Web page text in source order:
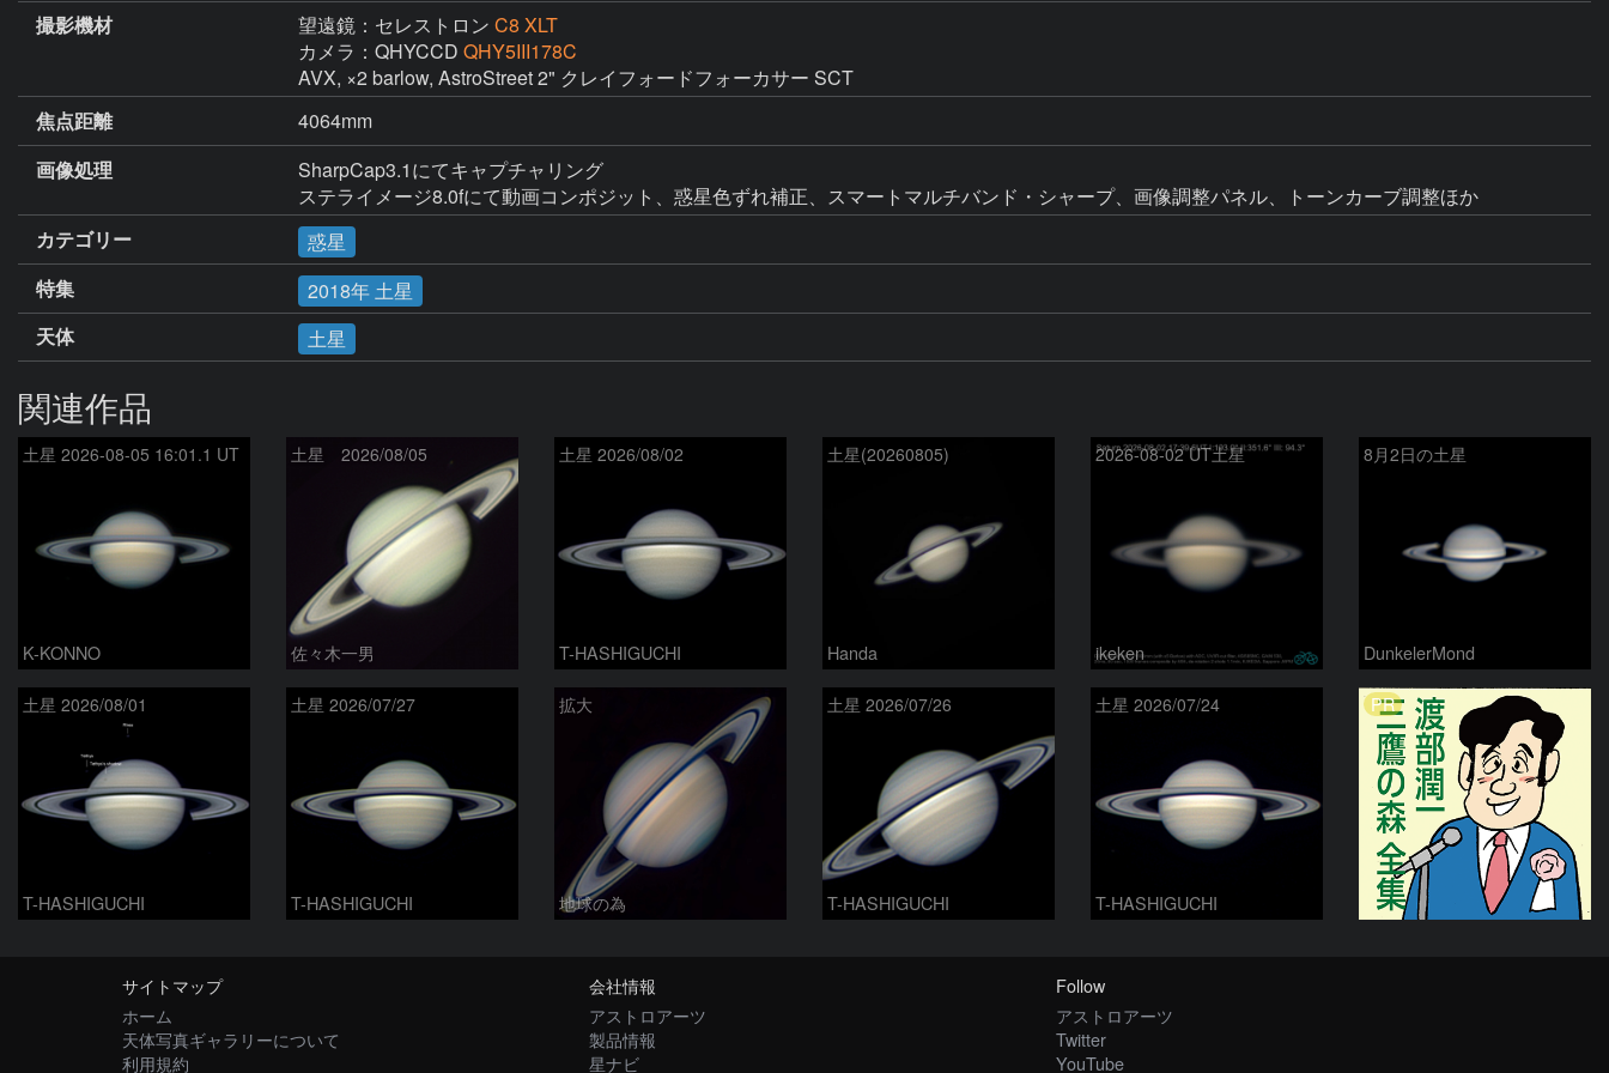
撮影機材 望遠鏡：セレストロン C8 XLT
カメラ：QHYCCD QHY5III178C
AVX, ×2 barlow, AstroStreet 2" クレイフォードフォーカサー SCT
焦点距離
4064mm
画像処理
SharpCap3.1にてキャプチャリング
ステライメージ8.0fにて動画コンポジット、惑星色ずれ補正、スマートマルチバンド・シャープ、画像調整パネル、トーンカーブ調整ほか
カテゴリー
惑星
特集
2018年 土星
天体
土星
関連作品
土星 2026-08-05 16:01.1 UT
K-KONNO
土星 2026/08/05
佐々木一男
土星 2026/08/02
T-HASHIGUCHI
土星(20260805)
Handa
2026-08-02 UT土星
ikeken
8月2日の土星
DunkelerMond
土星 2026/08/01
T-HASHIGUCHI
土星 2026/07/27
T-HASHIGUCHI
拡大
地球の為
土星 2026/07/26
T-HASHIGUCHI
土星 2026/07/24
T-HASHIGUCHI
PR
サイトマップ
ホーム
天体写真ギャラリーについて
利用規約
会社情報
アストロアーツ
製品情報
星ナビ
Follow
アストロアーツ
Twitter
YouTube